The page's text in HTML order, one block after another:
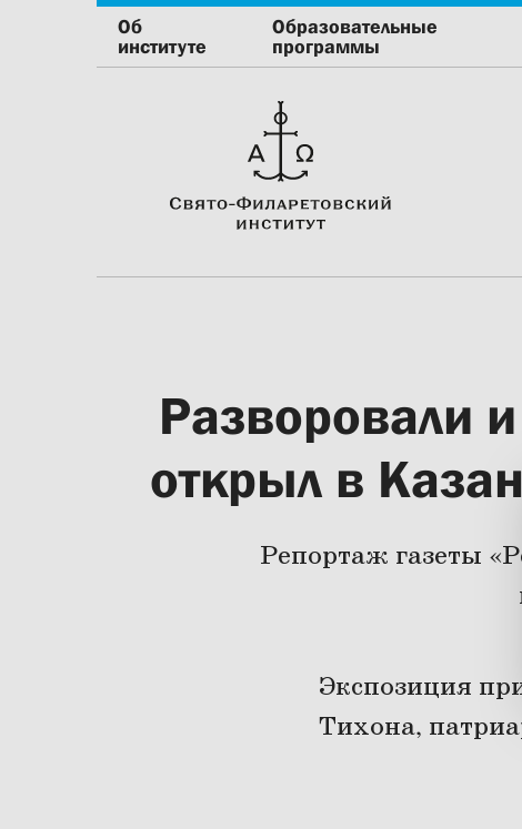
Об
институте
Образовательные
программы
Разворовали
открыл в
Репортаж газеты
Экспозиция
Тихона,